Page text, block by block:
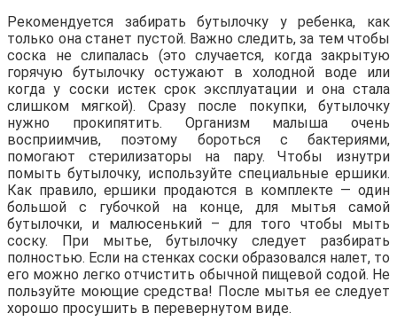
Рекомендуется забирать бутылочку у ребенка, как
только она станет пустой. Важно следить, за тем чтобы
соска не слипалась (это случается, когда закрытую
горячую бутылочку остужают в холодной воде или
когда у соски истек срок эксплуатации и она стала
слишком мягкой). Сразу после покупки, бутылочку
нужно прокипятить. Организм малыша очень
восприимчив, поэтому бороться с бактериями,
помогают стерилизаторы на пару. Чтобы изнутри
помыть бутылочку, используйте специальные ершики.
Как правило, ершики продаются в комплекте — один
большой с губочкой на конце, для мытья самой
бутылочки, и малюсенький – для того чтобы мыть
соску. При мытье, бутылочку следует разбирать
полностью. Если на стенках соски образовался налет, то
его можно легко отчистить обычной пищевой содой. Не
пользуйте моющие средства! После мытья ее следует
хорошо просушить в перевернутом виде.